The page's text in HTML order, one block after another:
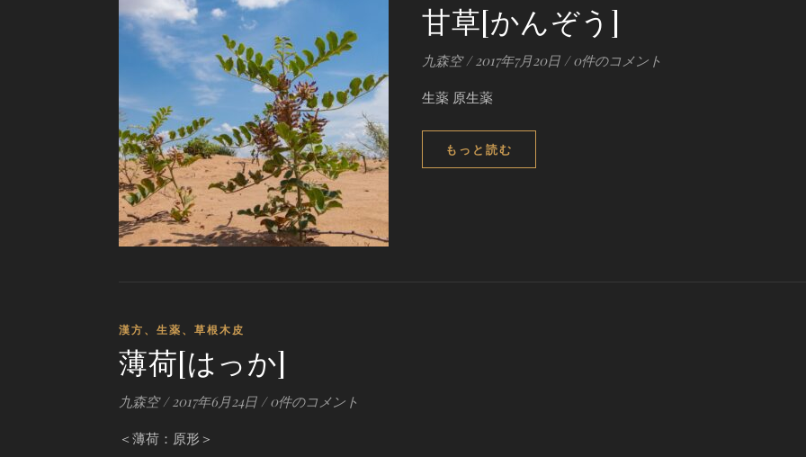
甘草[かんぞう]
九森空 / 2017年7月20日 / 0件のコメント
生薬 原生薬
もっと読む
漢方、生薬、草根木皮
薄荷[はっか]
九森空 / 2017年6月24日 / 0件のコメント
＜薄荷：原形＞